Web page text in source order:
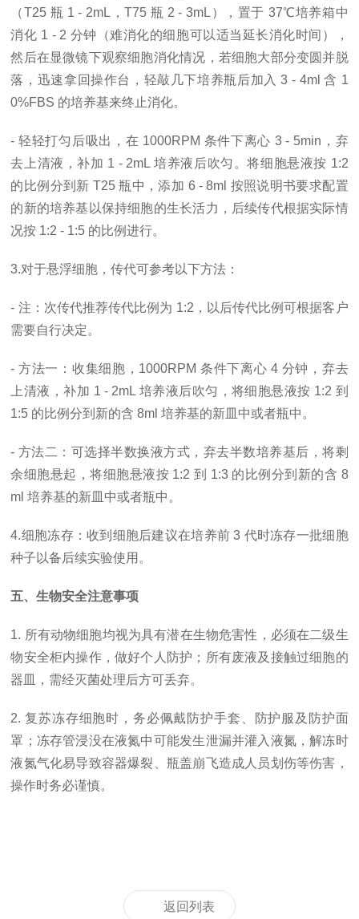
（T25 瓶 1 - 2mL，T75 瓶 2 - 3mL），置于 37℃培养箱中
消化 1 - 2 分钟（难消化的细胞可以适当延长消化时间），
然后在显微镜下观察细胞消化情况，若细胞大部分变圆并脱
落，迅速拿回操作台，轻敲几下培养瓶后加入 3 - 4ml 含 1
0%FBS 的培养基来终止消化。
- 轻轻打匀后吸出，在 1000RPM 条件下离心 3 - 5min，弃
去上清液，补加 1 - 2mL 培养液后吹匀。将细胞悬液按 1:2
的比例分到新 T25 瓶中，添加 6 - 8ml 按照说明书要求配置
的新的培养基以保持细胞的生长活力，后续传代根据实际情
况按 1:2 - 1:5 的比例进行。
3.对于悬浮细胞，传代可参考以下方法：
- 注：次传代推荐传代比例为 1:2，以后传代比例可根据客户
需要自行决定。
- 方法一：收集细胞，1000RPM 条件下离心 4 分钟，弃去
上清液，补加 1 - 2mL 培养液后吹匀，将细胞悬液按 1:2 到
1:5 的比例分到新的含 8ml 培养基的新皿中或者瓶中。
- 方法二：可选择半数换液方式，弃去半数培养基后，将剩
余细胞悬起，将细胞悬液按 1:2 到 1:3 的比例分到新的含 8
ml 培养基的新皿中或者瓶中。
4.细胞冻存：收到细胞后建议在培养前 3 代时冻存一批细胞
种子以备后续实验使用。
五、生物安全注意事项
1. 所有动物细胞均视为具有潜在生物危害性，必须在二级生
物安全柜内操作，做好个人防护；所有废液及接触过细胞的
器皿，需经灭菌处理后方可丢弃。
2. 复苏冻存细胞时，务必佩戴防护手套、防护服及防护面
罩；冻存管浸没在液氮中可能发生泄漏并灌入液氮，解冻时
液氮气化易导致容器爆裂、瓶盖崩飞造成人员划伤等伤害，
操作时务必谨慎。
返回列表